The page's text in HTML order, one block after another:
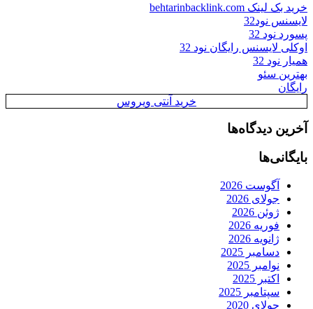
خرید بک لینک behtarinbacklink.com
لایسنس نود32
پسورد نود 32
اوکلی لایسنس رایگان نود 32
همیار نود 32
بهترین سئو
رایگان
خرید آنتی ویروس
آخرین دیدگاه‌ها
بایگانی‌ها
آگوست 2026
جولای 2026
ژوئن 2026
فوریه 2026
ژانویه 2026
دسامبر 2025
نوامبر 2025
اکتبر 2025
سپتامبر 2025
جولای 2020